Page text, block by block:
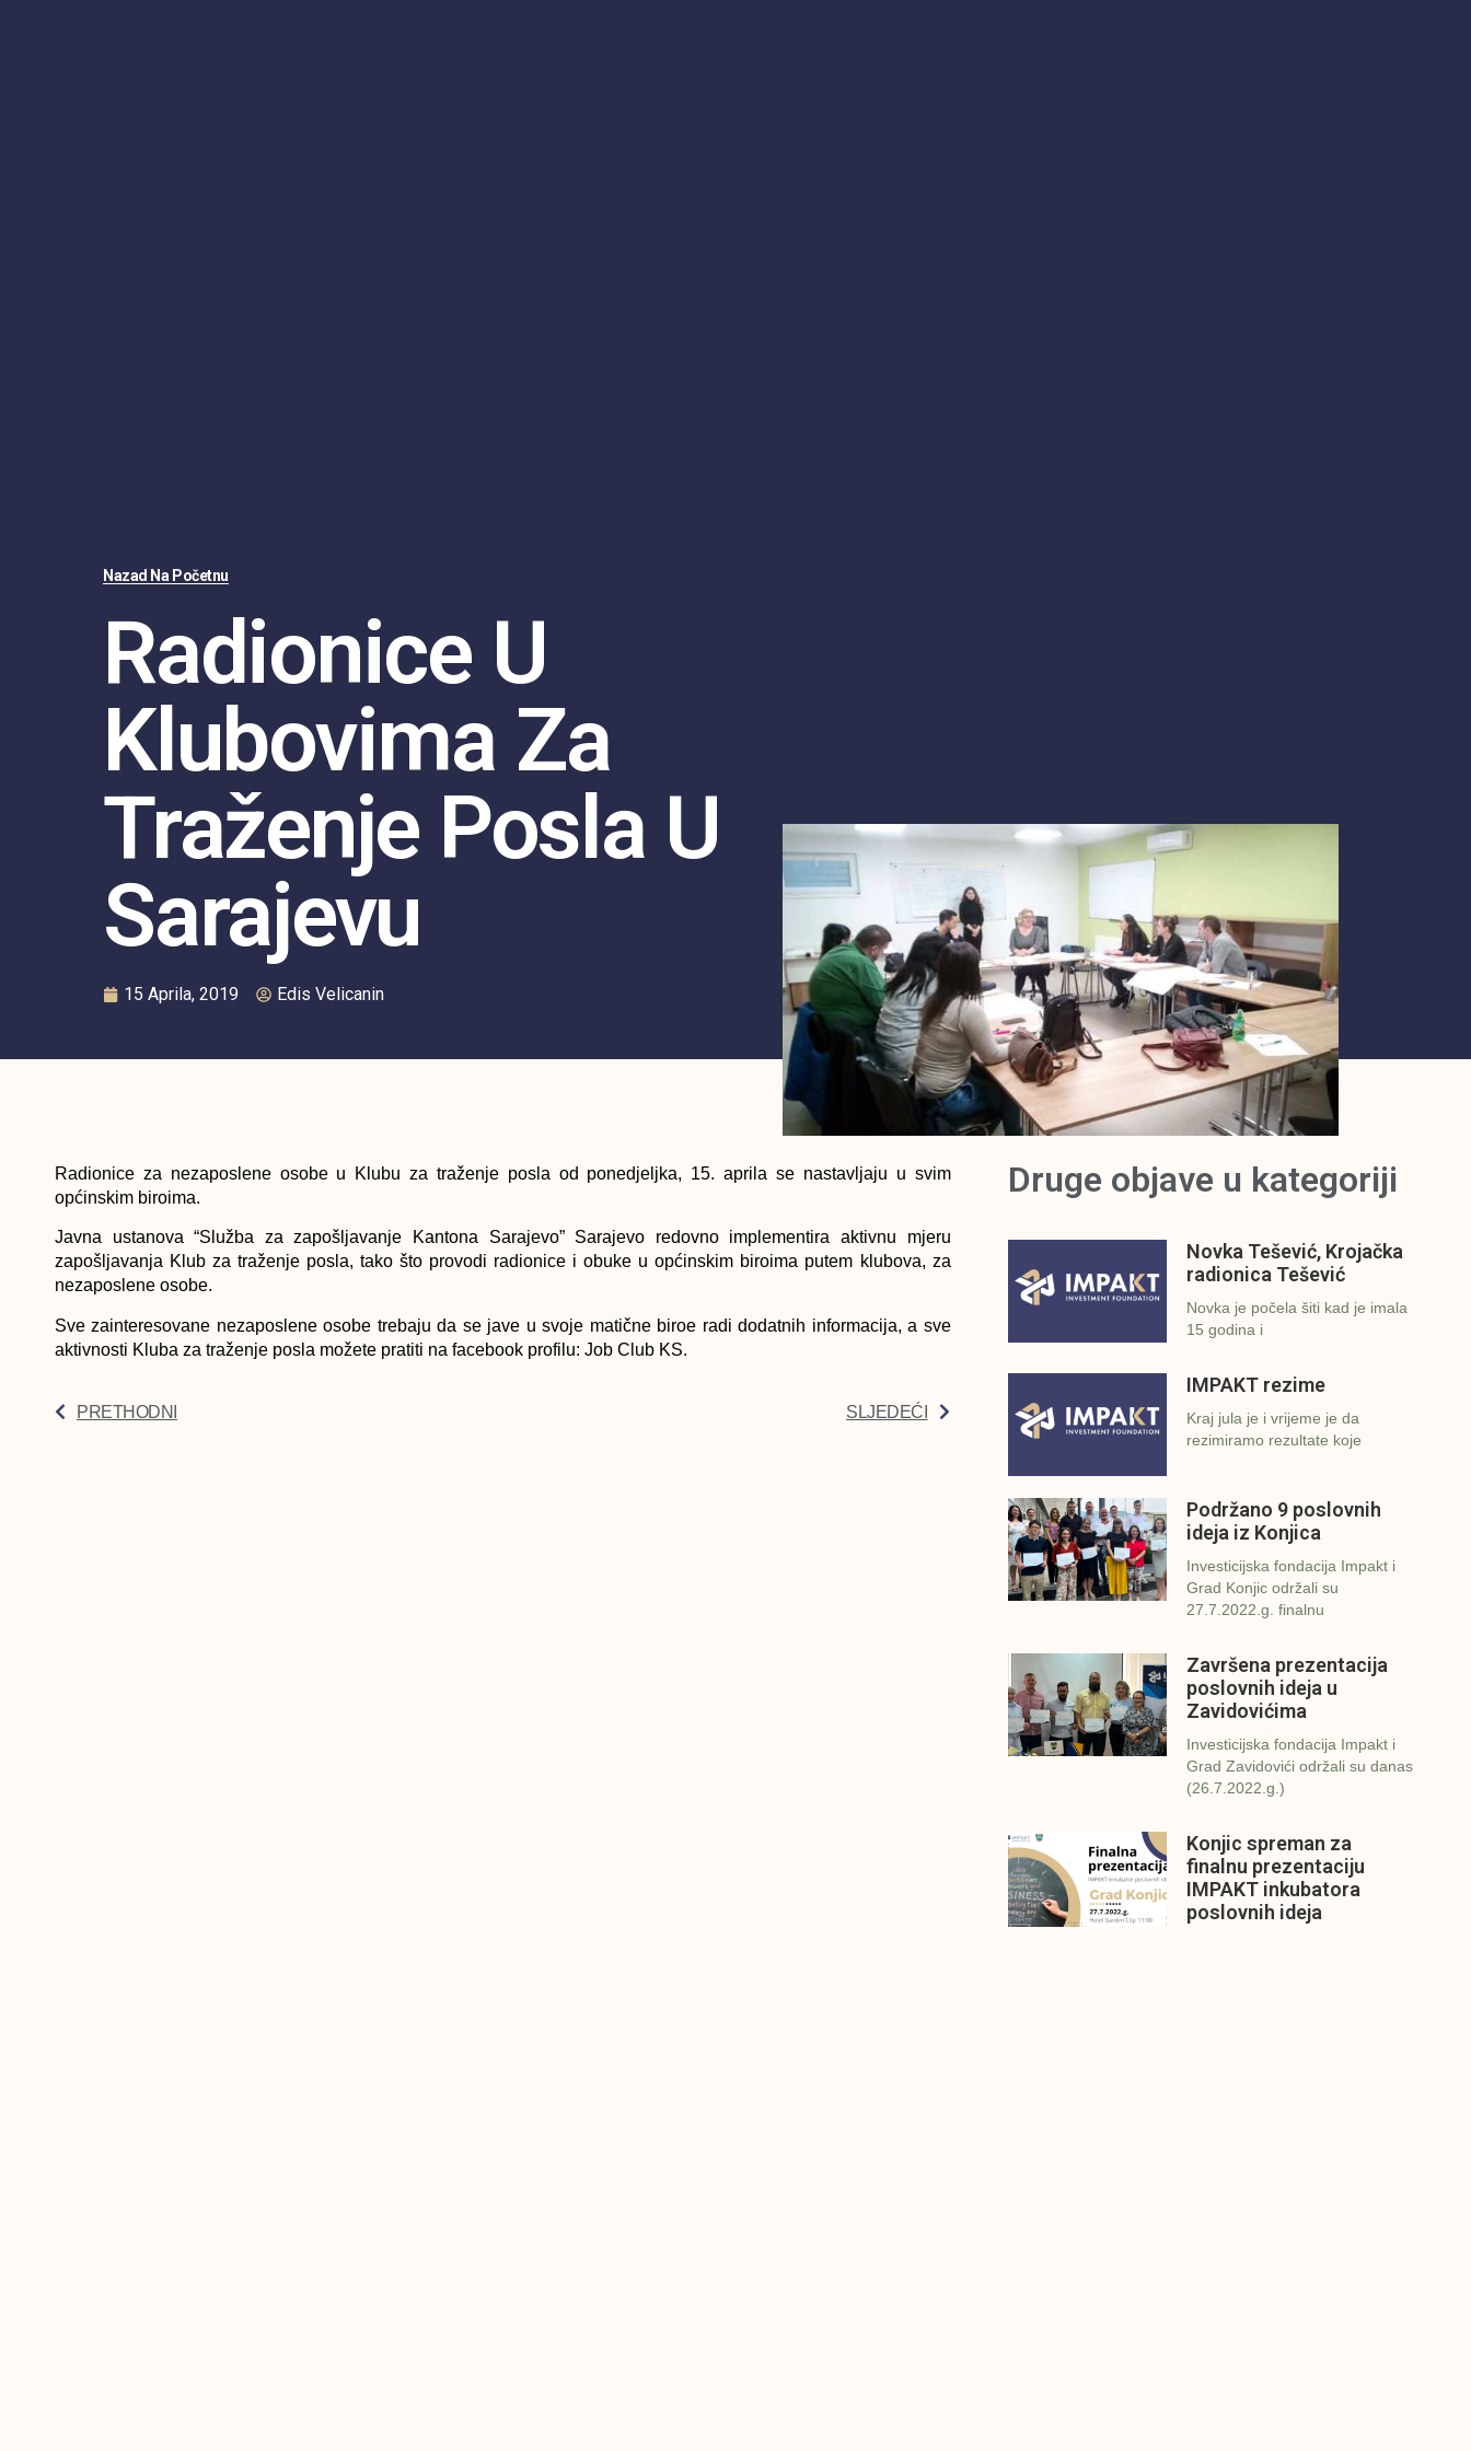
Nazad Na Početnu
Radionice U
Klubovima Za
Traženje Posla U
Sarajevu
15 Aprila, 2019 Edis Velicanin
Radionice za nezaposlene osobe u Klubu za traženje posla od ponedjeljka, 15. aprila se nastavljaju u svim
općinskim biroima.
Javna ustanova “Služba za zapošljavanje Kantona Sarajevo” Sarajevo redovno implementira aktivnu mjeru
zapošljavanja Klub za traženje posla, tako što provodi radionice i obuke u općinskim biroima putem klubova, za
nezaposlene osobe.
Sve zainteresovane nezaposlene osobe trebaju da se jave u svoje matične biroe radi dodatnih informacija, a sve
aktivnosti Kluba za traženje posla možete pratiti na facebook profilu: Job Club KS.
PRETHODNI SLJEDEĆI
Druge objave u kategoriji
Novka Tešević, Krojačka
radionica Tešević
Novka je počela šiti kad je imala
15 godina i
IMPAKT rezime
Kraj jula je i vrijeme je da
rezimiramo rezultate koje
Podržano 9 poslovnih
ideja iz Konjica
Investicijska fondacija Impakt i
Grad Konjic održali su
27.7.2022.g. finalnu
Završena prezentacija
poslovnih ideja u
Zavidovićima
Investicijska fondacija Impakt i
Grad Zavidovići održali su danas
(26.7.2022.g.)
Konjic spreman za
finalnu prezentaciju
IMPAKT inkubatora
poslovnih ideja